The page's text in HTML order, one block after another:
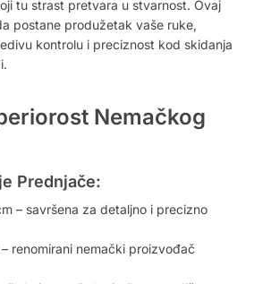
tu strast pretvara u stvarnost. Ovaj
postane produžetak vaše ruke,
kontrolu i preciznost kod skidanja
Nemačkog
Prednjače:
– savršena za detaljno i precizno
renomirani nemački proizvođač